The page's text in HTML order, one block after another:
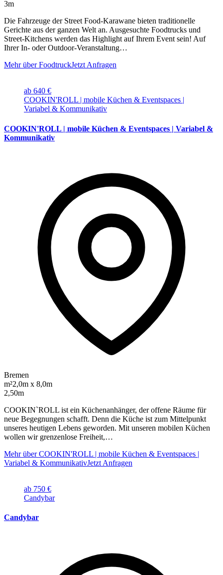
3m
Die Fahrzeuge der Street Food-Karawane bieten traditionelle
Gerichte aus der ganzen Welt an. Ausgesuchte Foodtrucks und
Street-Kitchens werden das Highlight auf Ihrem Event sein! Auf
Ihrer In- oder Outdoor-Veranstaltung…
Mehr über FoodtruckJetzt Anfragen
ab 640 €
COOKIN'ROLL | mobile Küchen & Eventspaces |
Variabel & Kommunikativ
COOKIN'ROLL | mobile Küchen & Eventspaces | Variabel &
Kommunikativ
Bremen
m²2,0m x 8,0m
2,50m
COOKIN`ROLL ist ein Küchenanhänger, der offene Räume für
neue Begegnungen schafft. Denn die Küche ist zum Mittelpunkt
unseres heutigen Lebens geworden. Mit unseren mobilen Küchen
wollen wir grenzenlose Freiheit,…
Mehr über COOKIN'ROLL | mobile Küchen & Eventspaces |
Variabel & KommunikativJetzt Anfragen
ab 750 €
Candybar
Candybar